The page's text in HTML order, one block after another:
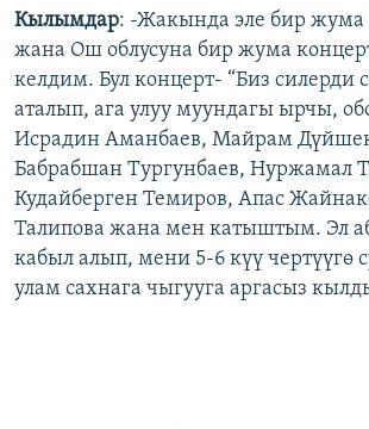
Кылымдар: -Жакында эле бир
жана Ош облусуна бир жума
келдим. Бул концерт- “Биз силерди
аталып, ага улуу муундагы ырчы,
Исрадин Аманбаев, Майрам
Бабрабшан Тургунбаев, Нуржамал
Кудайберген Темиров, Апас
Талипова жана мен катыштым. Эл
кабыл алып, мени 5-6 күү чертүүгө
улам сахнага чыгууга аргасыз